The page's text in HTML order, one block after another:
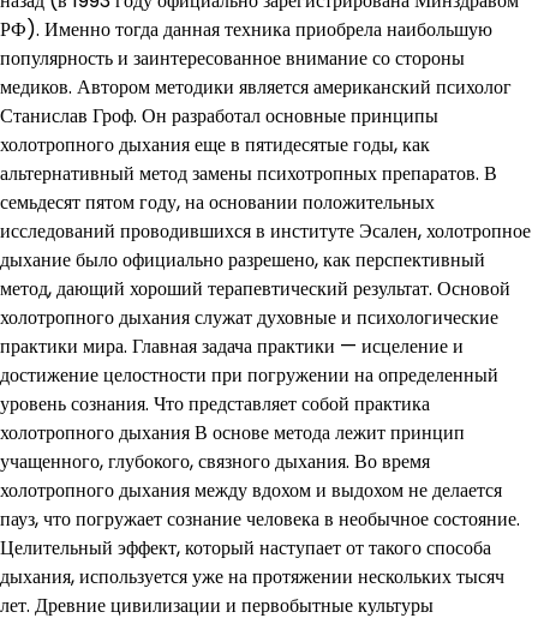
РФ). Именно тогда данная техника приобрела наибольшую
популярность и заинтересованное внимание со стороны
медиков. Автором методики является американский психолог
Станислав Гроф. Он разработал основные принципы
холотропного дыхания еще в пятидесятые годы, как
альтернативный метод замены психотропных препаратов. В
семьдесят пятом году, на основании положительных
исследований проводившихся в институте Эсален, холотропное
дыхание было официально разрешено, как перспективный
метод, дающий хороший терапевтический результат. Основой
холотропного дыхания служат духовные и психологические
практики мира. Главная задача практики — исцеление и
достижение целостности при погружении на определенный
уровень сознания. Что представляет собой практика
холотропного дыхания В основе метода лежит принцип
учащенного, глубокого, связного дыхания. Во время
холотропного дыхания между вдохом и выдохом не делается
пауз, что погружает сознание человека в необычное состояние.
Целительный эффект, который наступает от такого способа
дыхания, используется уже на протяжении нескольких тысяч
лет. Древние цивилизации и первобытные культуры